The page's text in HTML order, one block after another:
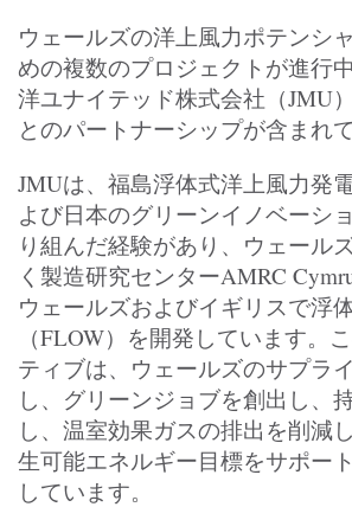
ウェールズの洋上風力ポテンシ
めの複数のプロジェクトが進行
洋ユナイテッド株式会社（JMU
とのパートナーシップが含まれて
JMUは、福島浮体式洋上風力発
よび日本のグリーンイノベーシ
り組んだ経験があり、ウェール
く製造研究センターAMRC
ウェールズおよびイギリスで浮
（FLOW）を開発しています。
ティブは、ウェールズのサプラ
し、グリーンジョブを創出し、
し、温室効果ガスの排出を削減
生可能エネルギー目標をサポー
しています。